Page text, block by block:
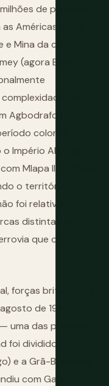
de pessoas
Américas entre
Mina da costa,
(agora Benin),
que
Agbodrafo (Porto
colonial
Império Alemão
Mlapa III, o chefe
o território como
foi relativamente
distintas: a
que outrora
forças britânicas e
de 1914. A
uma das primeiras
foi dividido entre a
e a Grã-Bretanha
com Gana). O